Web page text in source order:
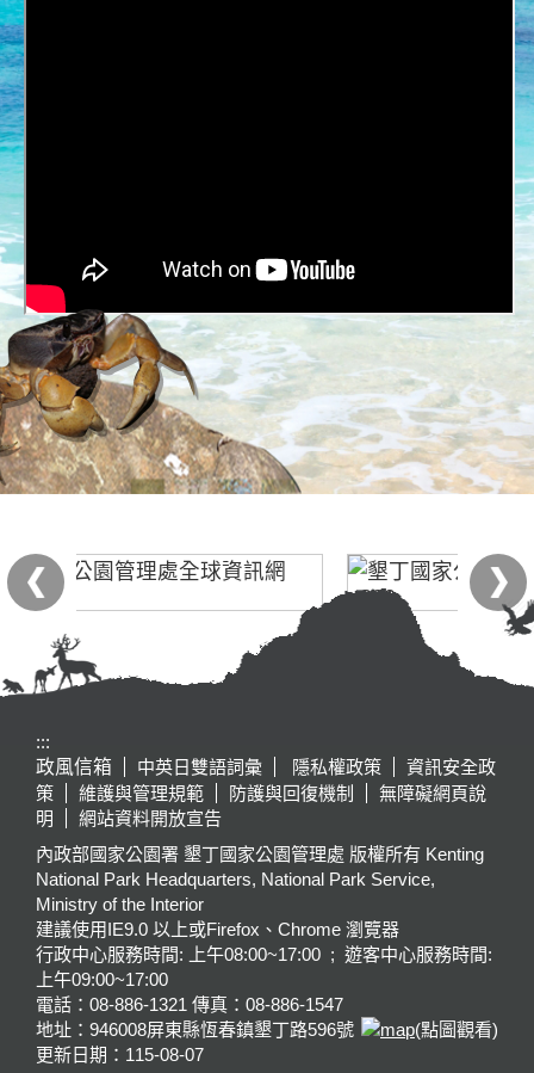
:::
政風信箱
中英日雙語詞彙 隱私權政策
資訊安全政
策
維護與管理規範 防護與回復機制
無障礙網頁說
明
網站資料開放宣告
內政部國家公園署 墾丁國家公園管理處 版權所有 Kenting
National Park Headquarters, National Park Service,
Ministry of the Interior
建議使用IE9.0 以上或Firefox、Chrome 瀏覽器
行政中心服務時間: 上午08:00~17:00 ; 遊客中心服務時間:
上午09:00~17:00
電話：08-886-1321 傳真：08-886-1547
地址：946008屏東縣恆春鎮墾丁路596號
(點圖觀看)
更新日期： 115-08-07